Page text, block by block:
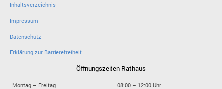
Inhaltsverzeichnis
Impressum
Datenschutz
Erklärung zur Barrierefreiheit
Öffnungszeiten Rathaus
Montag – Freitag
08:00 – 12:00 Uhr